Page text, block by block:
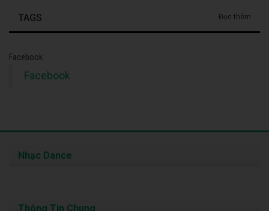
TAGS Đọc thêm
Facebook
Facebook
Nhạc Dance
Thông Tin Chung